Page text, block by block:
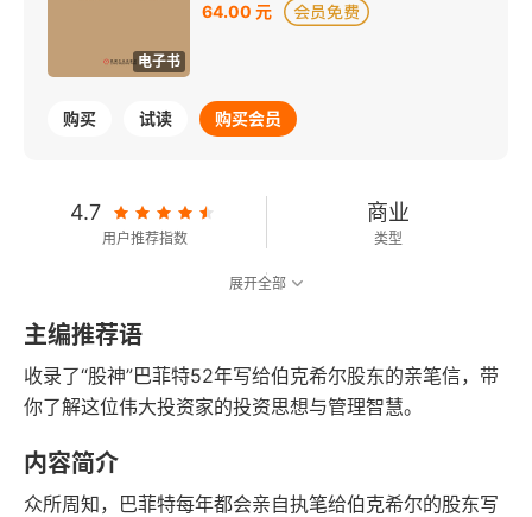
电子书
64.00 元
购买 试读 购买会员
4.7
用户推荐指数
商业
类型
243千字
字数
No.42
商业
发行日期
展开全部
主编推荐语
收录了“股神”巴菲特52年写给伯克希尔股东的亲笔信，带
你了解这位伟大投资家的投资思想与管理智慧。
内容简介
众所周知，巴菲特每年都会亲自执笔给伯克希尔的股东写